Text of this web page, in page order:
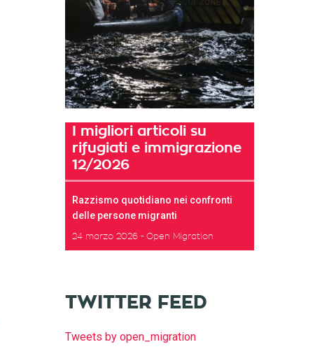
I migliori articoli su
rifugiati e immigrazione
12/2026
Razzismo quotidiano nei confronti
delle persone migranti
24 marzo 2026 Open Migration
TWITTER FEED
Tweets by open_migration